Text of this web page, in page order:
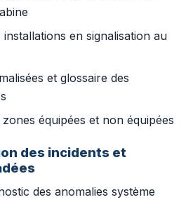
en signalisation au
et glossaire des
équipées et non équipées
des incidents et
des anomalies système